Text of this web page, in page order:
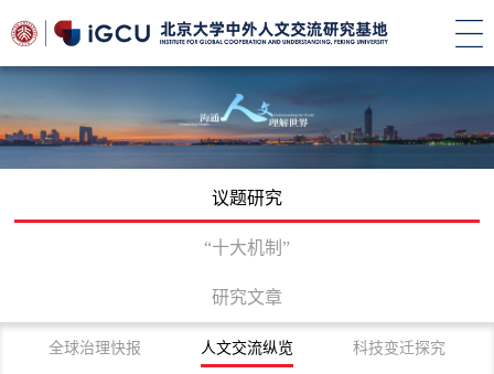
议题研究
全球治理快报 人文交流纵览 科技变迁探究
“十大机制”
研究文章
人文交流纵览/正文